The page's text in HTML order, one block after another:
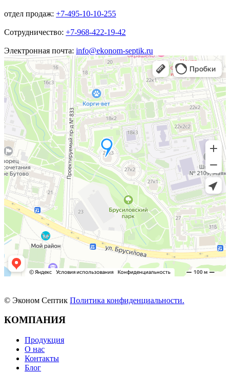
отдел продаж: +7-495-10-10-255
Сотрудничество: +7-968-422-19-42
Электронная почта: info@ekonom-septik.ru
© Эконом Септик Политика конфиденциальности.
КОМПАНИЯ
Продукция
О нас
Контакты
Блог